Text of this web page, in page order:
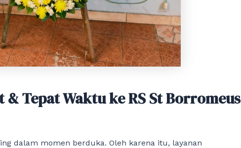
Tepat Waktu ke RS St Borromeus
dalam momen berduka. Oleh karena itu, layanan